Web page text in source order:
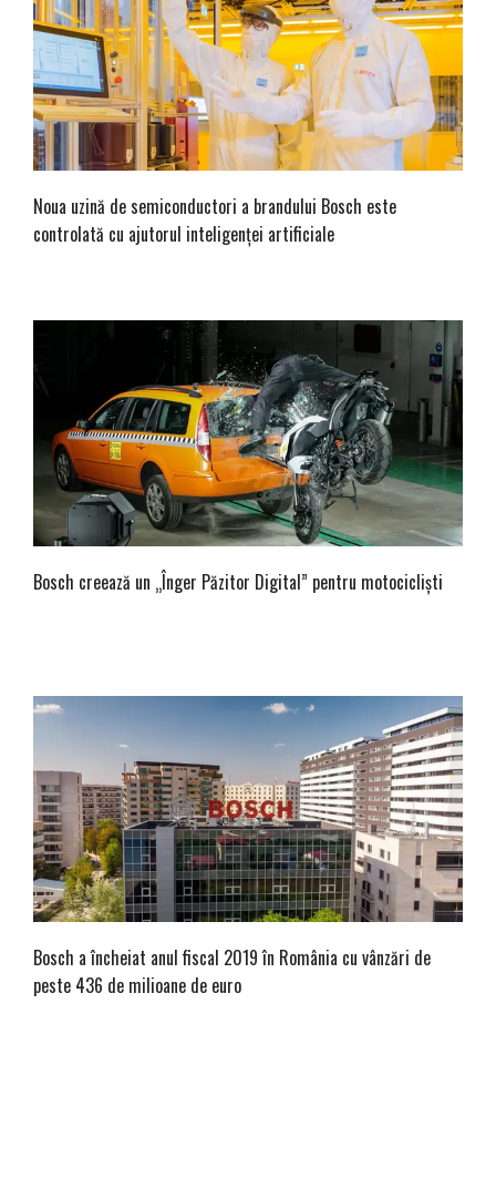
Noua uzină de semiconductori a brandului Bosch este
controlată cu ajutorul inteligenței artificiale
Bosch creează un „Înger Păzitor Digital” pentru motocicliști
Bosch a încheiat anul fiscal 2019 în România cu vânzări de
peste 436 de milioane de euro